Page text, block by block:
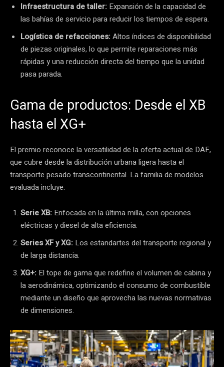
Infraestructura de taller: Expansión de la capacidad de
las bahías de servicio para reducir los tiempos de espera.
Logística de refacciones:Altos índices de disponibilidad
de piezas originales, lo que permite reparaciones más
rápidas y una reducción directa del tiempo que la unidad
pasa parada.
Gama de productos: Desde el XB
hasta el XG+
El premio reconoce la versatilidad de la oferta actual de DAF,
que cubre desde la distribución urbana ligera hasta el
transporte pesado transcontinental. La familia de modelos
evaluada incluye:
Serie XB: Enfocada en la última milla, con opciones
eléctricas y diesel de alta eficiencia.
Series XF y XG: Los estandartes del transporte regional y
de larga distancia.
XG+: El tope de gama que redefine el volumen de cabina y
la aerodinámica, optimizando el consumo de combustible
mediante un diseño que aprovecha las nuevas normativas
de dimensiones.